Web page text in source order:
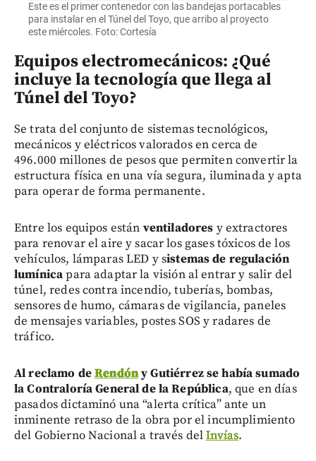
Este es el primer contenedor con las bandejas portacables
para instalar en el Túnel del Toyo, que arribo al proyecto
este miércoles. Foto: Cortesía
Equipos electromecánicos: ¿Qué
incluye la tecnología que llega al
Túnel del Toyo?
Se trata del conjunto de sistemas tecnológicos,
mecánicos y eléctricos valorados en cerca de
496.000 millones de pesos que permiten convertir la
estructura física en una vía segura, iluminada y apta
para operar de forma permanente.
Entre los equipos están ventiladores y extractores
para renovar el aire y sacar los gases tóxicos de los
vehículos, lámparas LED y sistemas de regulación
lumínicapara adaptar la visión al entrar y salir del
túnel, redes contra incendio, tuberías, bombas,
sensores de humo, cámaras de vigilancia, paneles
de mensajes variables, postes SOS y radares de
tráfico.
Al reclamo deRendóny Gutiérrez se había sumado
la Contraloría General de la República, que en días
pasados dictaminó una “alerta crítica” ante un
inminente retraso de la obra por el incumplimiento
del Gobierno Nacional a través delInvías.